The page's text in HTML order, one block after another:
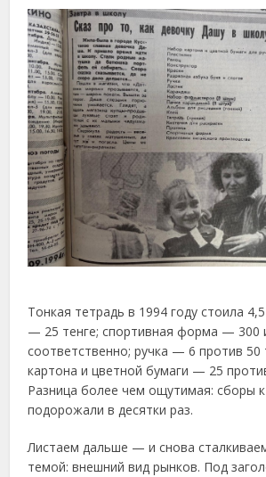
Тонкая тетрадь в 1994 году стоила
— 25 тенге; спортивная форма — 300
соответственно; ручка — 6 против 50
картона и цветной бумаги — 25
Разница более чем ощутимая: сборы
подорожали в десятки раз.
Листаем дальше — и снова
темой: внешний вид рынков. Под